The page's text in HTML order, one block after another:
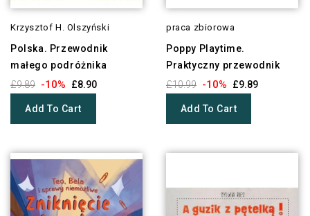
Krzysztof H. Olszyński
Polska. Przewodnik
małego podróżnika
£9.89 -10% £8.90
Add To Cart
praca zbiorowa
Poppy Playtime.
Praktyczny przewodnik
£10.99 -10% £9.89
Add To Cart